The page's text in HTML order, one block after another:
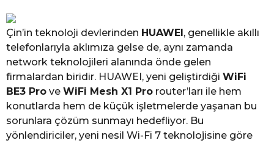
Çin’in teknoloji devlerinden HUAWEI, genellikle akıllı
telefonlarıyla aklımıza gelse de, aynı zamanda
network teknolojileri alanında önde gelen
firmalardan biridir. HUAWEI, yeni geliştirdiği WiFi
BE3 Pro ve WiFi Mesh X1 Pro router’ları ile hem
konutlarda hem de küçük işletmelerde yaşanan bu
sorunlara çözüm sunmayı hedefliyor. Bu
yönlendiriciler, yeni nesil Wi-Fi 7 teknolojisine göre